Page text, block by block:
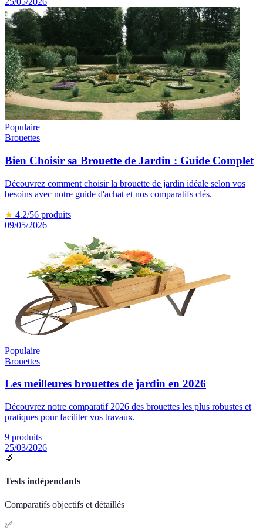
Populaire
Brouettes
Bien Choisir sa Brouette de Jardin : Guide Complet
Découvrez comment choisir la brouette de jardin idéale selon vos
besoins avec notre guide d'achat et nos comparatifs clés.
★ 4.2/56 produits
09/05/2026
Populaire
Brouettes
Les meilleures brouettes de jardin en 2026
Découvrez notre comparatif 2026 des brouettes les plus robustes et
pratiques pour faciliter vos travaux.
9 produits
25/03/2026
🔬
Tests indépendants
Comparatifs objectifs et détaillés
✅